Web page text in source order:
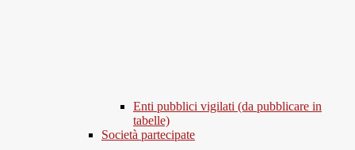
Enti pubblici vigilati (da pubblicare in
tabelle)
Società partecipate